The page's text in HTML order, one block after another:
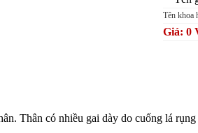
Tên khoa
Giá: 0
Thân có nhiều gai dày do cuống lá rụng